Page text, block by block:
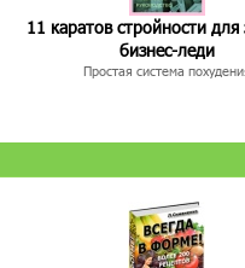
11 каратов стройности для
бизнес-леди
Простая система